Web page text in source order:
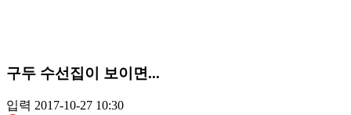
구두 수선집이 보이면...
입력 2017-10-27 10:30